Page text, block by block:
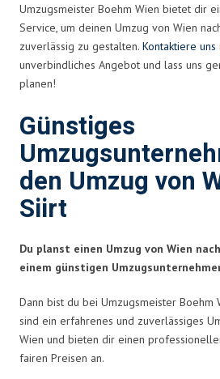
Umzugsmeister Boehm Wien bietet dir
Service, um deinen Umzug von Wien
zuverlässig zu gestalten. Kontaktiere uns
unverbindliches Angebot und lass uns
planen!
Günstiges
den Umzug von
Siirt
Du planst einen Umzug von Wien
einem günstigen
Dann bist du bei Umzugsmeister Boehm
sind ein erfahrenes und zuverlässiges
Wien und bieten dir einen
fairen Preisen an.